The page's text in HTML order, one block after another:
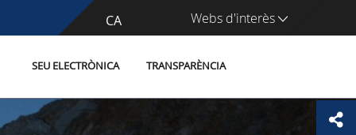
CA
ES Webs d'interès
SEU ELECTRÒNICA TRANSPARÈNCIA